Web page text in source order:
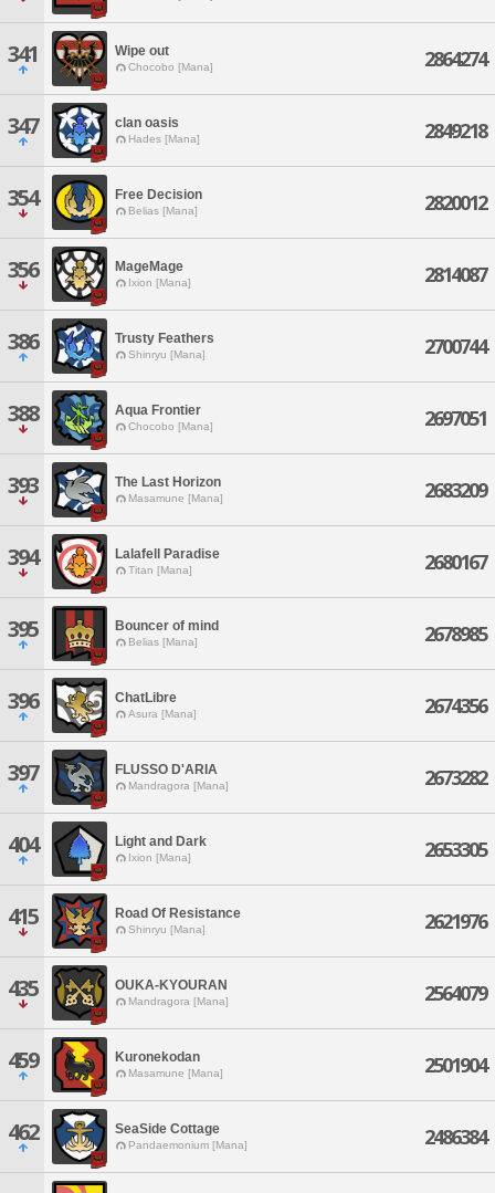
341 Wipe out
Chocobo [Mana] 2864274
347 clan oasis
Hades [Mana] 2849218
354 Free Decision
Belias [Mana] 2820012
356 MageMage
Ixion [Mana] 2814087
386 Trusty Feathers
Shinryu [Mana] 2700744
388 Aqua Frontier
Chocobo [Mana] 2697051
393 The Last Horizon
Masamune [Mana] 2683209
394 Lalafell Paradise
Titan [Mana] 2680167
395 Bouncer of mind
Belias [Mana] 2678985
396 ChatLibre
Asura [Mana] 2674356
397 FLUSSO D'ARIA
Mandragora [Mana] 2673282
404 Light and Dark
Ixion [Mana] 2653305
415 Road Of Resistance
Shinryu [Mana] 2621976
435 OUKA-KYOURAN
Mandragora [Mana] 2564079
459 Kuronekodan
Masamune [Mana] 2501904
462 SeaSide Cottage
Pandaemonium [Mana] 2486384